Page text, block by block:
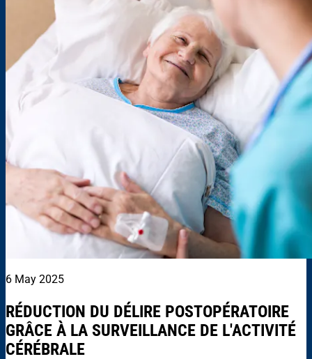
6 May 2025
RÉDUCTION DU DÉLIRE POSTOPÉRATOIRE
GRÂCE À LA SURVEILLANCE DE L'ACTIVITÉ
CÉRÉBRALE